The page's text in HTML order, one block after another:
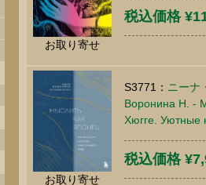
お取り寄せ
税込価格
お取り寄せ
S3771： ニーナ
Воронина Н. -
Хюгге. Уютные
税込価格